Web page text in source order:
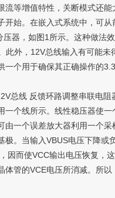
流等增值特性，关断模式还能
。在嵌入式系统中，可从
器，如图1所示。这种做法
此外，12V总线输入有可能
一个用于确保其正确操作的
线 反馈环路调整串联电阻
线所示。线性稳压器使一
由一个误差放大器利用一个
极。当输入VBUS电压下降
因而使VCC输出电压恢复，
体管的VCE电压所消减。所